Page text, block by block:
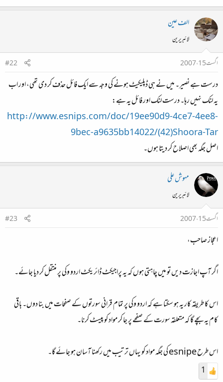
الف عین
لائبریرین
اگست 15، 2007
#22
درست ہے نصیر۔ میں نے ہی ڈپلیکیٹ ہونے کی وجہ سے ایک فائل حذف کر دی تھی، اور اب
یہ لنک نہیں رہا۔ درست لنک اور فائل یہ ہے:
http://www.esnips.com/doc/19ee90d9-4ce7-4ee8-
9bec-a9635bb14022/(42)Shoora-Tar
اصل جگہ بھی اصلاح کر دیتا ہوں۔
مہوش علی
لائبریرین
اگست 15، 2007
#23
اعجاز صاحب،
اگر آپ اجازت دیں تو میں چاہتی ہوں کہ یہ پراجیکٹ ڈائریکٹ اردو وکی پر منتقل کر دیا جائے۔
اس کا طریقہ کار یہ ہو سکتا ہے کہ اردو وکی پر تمام قرانی سورتوں کے صفحات میں بنا دوں۔ باقی
کام یہ بچے گا کہ متعلقہ سورت کے صفحے پر جا کر مواد کو پیسٹ کرنا۔
اس طرح esnipe کی جگہ مواد کو یہاں ترتیب میں رکھنا آسان ہو جائے گا۔
1